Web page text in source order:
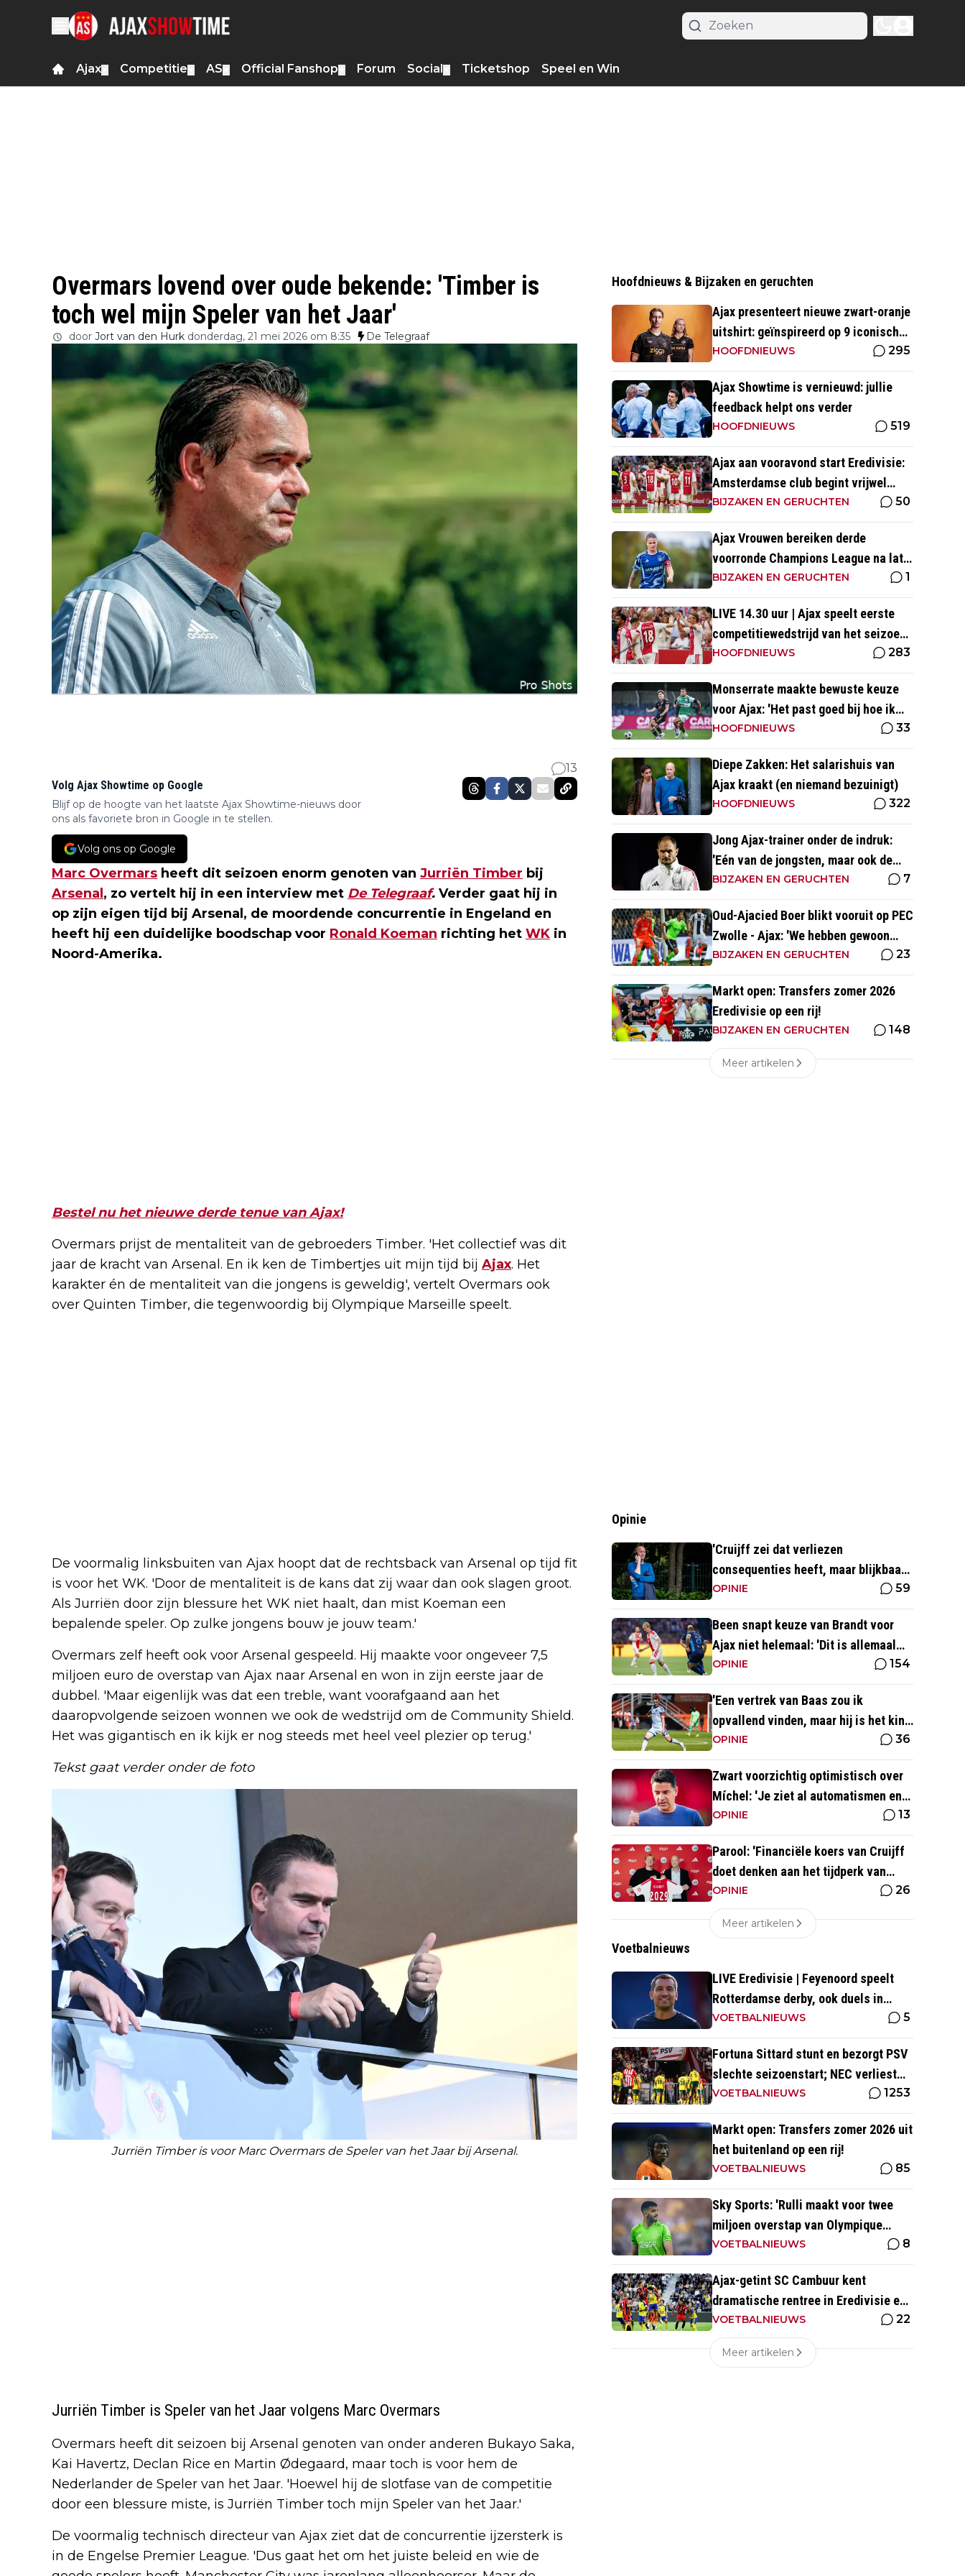
Ajax Competitie AS Official Fanshop Forum Social Ticketshop Speel en Win
Overmars lovend over oude bekende: 'Timber is
toch wel mijn Speler van het Jaar'
door Jort van den Hurk donderdag, 21 mei 2026 om 8:35 De Telegraaf
13
Volg Ajax Showtime op Google
Blijf op de hoogte van het laatste Ajax Showtime-nieuws door
ons als favoriete bron in Google in te stellen.
Volg ons op Google
Marc Overmars heeft dit seizoen enorm genoten van Jurriën Timber bij
Arsenal , zo vertelt hij in een interview met De Telegraaf. Verder gaat hij in
op zijn eigen tijd bij Arsenal, de moordende concurrentie in Engeland en
heeft hij een duidelijke boodschap voor Ronald Koeman richting het WK in
Noord-Amerika.
Bestel nu het nieuwe derde tenue van Ajax!
Overmars prijst de mentaliteit van de gebroeders Timber. 'Het collectief was dit
jaar de kracht van Arsenal. En ik ken de Timbertjes uit mijn tijd bij Ajax. Het
karakter én de mentaliteit van die jongens is geweldig', vertelt Overmars ook
over Quinten Timber, die tegenwoordig bij Olympique Marseille speelt.
De voormalig linksbuiten van Ajax hoopt dat de rechtsback van Arsenal op tijd fit
is voor het WK. 'Door de mentaliteit is de kans dat zij waar dan ook slagen groot.
Als Jurriën door zijn blessure het WK niet haalt, dan mist Koeman een
bepalende speler. Op zulke jongens bouw je jouw team.'
Overmars zelf heeft ook voor Arsenal gespeeld. Hij maakte voor ongeveer 7,5
miljoen euro de overstap van Ajax naar Arsenal en won in zijn eerste jaar de
dubbel. 'Maar eigenlijk was dat een treble, want voorafgaand aan het
daaropvolgende seizoen wonnen we ook de wedstrijd om de Community Shield.
Het was gigantisch en ik kijk er nog steeds met heel veel plezier op terug.'
Tekst gaat verder onder de foto
Jurriën Timber is voor Marc Overmars de Speler van het Jaar bij Arsenal.
Jurriën Timber is Speler van het Jaar volgens Marc Overmars
Overmars heeft dit seizoen bij Arsenal genoten van onder anderen Bukayo Saka,
Kai Havertz, Declan Rice en Martin Ødegaard, maar toch is voor hem de
Nederlander de Speler van het Jaar. 'Hoewel hij de slotfase van de competitie
door een blessure miste, is Jurriën Timber toch mijn Speler van het Jaar.'
De voormalig technisch directeur van Ajax ziet dat de concurrentie ijzersterk is
in de Engelse Premier League. 'Dus gaat het om het juiste beleid en wie de
Hoofdnieuws & Bijzaken en geruchten
Ajax presenteert nieuwe zwart-oranje
uitshirt: geïnspireerd op 9 iconische
momenten uit clubhistorie
HOOFDNIEUWS 295
Ajax Showtime is vernieuwd: jullie
feedback helpt ons verder
HOOFDNIEUWS 519
Ajax aan vooravond start Eredivisie:
Amsterdamse club begint vrijwel
altijd met zege
BIJZAKEN EN GERUCHTEN 50
Ajax Vrouwen bereiken derde
voorronde Champions League na late
zege op Rangers FC
BIJZAKEN EN GERUCHTEN 1
LIVE 14.30 uur | Ajax speelt eerste
competitiewedstrijd van het seizoen
tegen PEC Zwolle
HOOFDNIEUWS 283
Monserrate maakte bewuste keuze
voor Ajax: 'Het past goed bij hoe ik
naar voetbal kijk’
HOOFDNIEUWS 33
Diepe Zakken: Het salarishuis van
Ajax kraakt (en niemand bezuinigt)
HOOFDNIEUWS 322
Jong Ajax-trainer onder de indruk:
'Eén van de jongsten, maar ook de
meest volwassen'
BIJZAKEN EN GERUCHTEN 7
Oud-Ajacied Boer blikt vooruit op PEC
Zwolle - Ajax: 'We hebben gewoon
weer kans tegen Ajax'
BIJZAKEN EN GERUCHTEN 23
Markt open: Transfers zomer 2026
Eredivisie op een rij!
BIJZAKEN EN GERUCHTEN 148
Meer artikelen
Opinie
'Cruijff zei dat verliezen
consequenties heeft, maar blijkbaar
niet voor de trainer van Ajax 1'
OPINIE 59
Been snapt keuze van Brandt voor
Ajax niet helemaal: 'Dit is allemaal
wat makkelijker'
OPINIE 154
'Een vertrek van Baas zou ik
opvallend vinden, maar hij is het kind
van de rekening van de komst van
Blind'
OPINIE 36
Zwart voorzichtig optimistisch over
Míchel: 'Je ziet al automatismen en
patronen terug, maar...'
OPINIE 13
Parool: 'Financiële koers van Cruijff
doet denken aan het tijdperk van
Overmars'
OPINIE 26
Meer artikelen
Voetbalnieuws
LIVE Eredivisie | Feyenoord speelt
Rotterdamse derby, ook duels in
Groningen en Heerenveen
VOETBALNIEUWS 5
Fortuna Sittard stunt en bezorgt PSV
slechte seizoenstart; NEC verliest
ondanks assist Tadic
VOETBALNIEUWS 1253
Markt open: Transfers zomer 2026 uit
het buitenland op een rij!
VOETBALNIEUWS 85
Sky Sports: 'Rulli maakt voor twee
miljoen overstap van Olympique
Marseille naar Manchester City'
VOETBALNIEUWS 8
Ajax-getint SC Cambuur kent
dramatische rentree in Eredivisie en
krijgt pak slaag in eigen huis
VOETBALNIEUWS 22
Meer artikelen